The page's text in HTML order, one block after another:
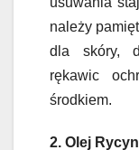
należy
dla skóry,
rękawic
środkiem.
2. Olej